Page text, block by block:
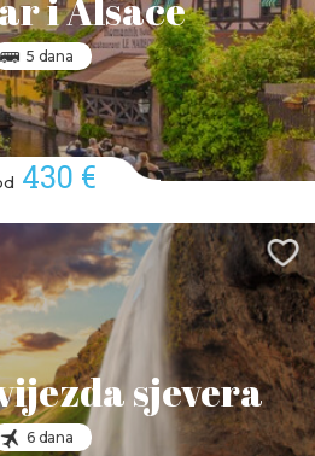
5 dana
430 €
sjevera
6 dana